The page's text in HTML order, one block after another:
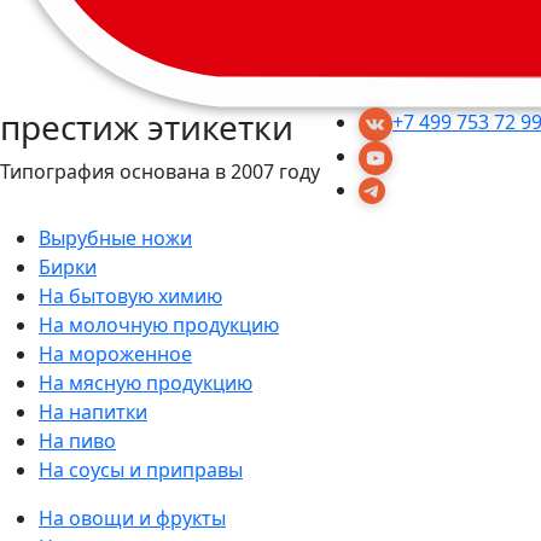
престиж этикетки
Типография основана в 2007 году
+7 499 753 72 99
Вырубные ножи
Бирки
На бытовую химию
На молочную продукцию
На мороженное
На мясную продукцию
На напитки
На пиво
На соусы и приправы
На овощи и фрукты